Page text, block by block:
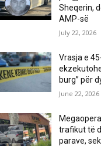
Sheqerin,
AMP-së
July 22, 2026
Vrasja e
burg” për
June 22, 2026
trafikut të
parave,